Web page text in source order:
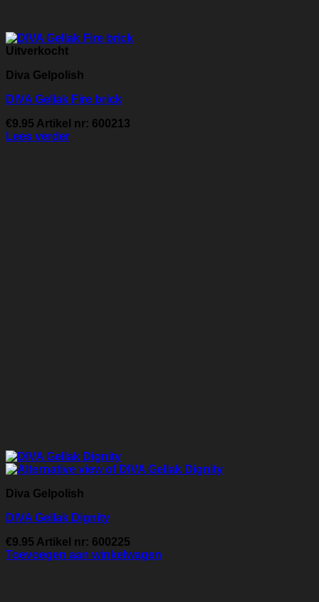
Uitverkocht
Diva Gelpolish
DIVA Gellak Fire brick
€9.95 Artikel nr: 600213
Lees verder
Diva Gelpolish
DIVA Gellak Dignity
€9.95 Artikel nr: 600225
Toevoegen aan winkelwagen